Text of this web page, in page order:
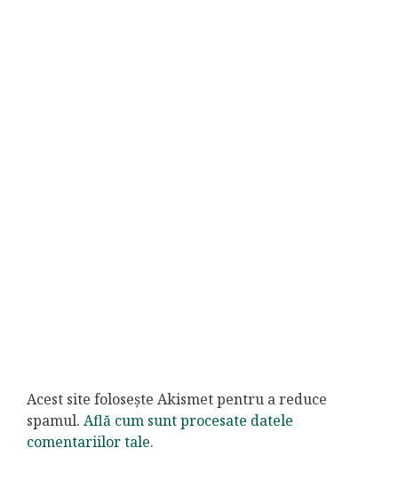
Acest site folosește Akismet pentru a reduce
spamul. Află cum sunt procesate datele
comentariilor tale.